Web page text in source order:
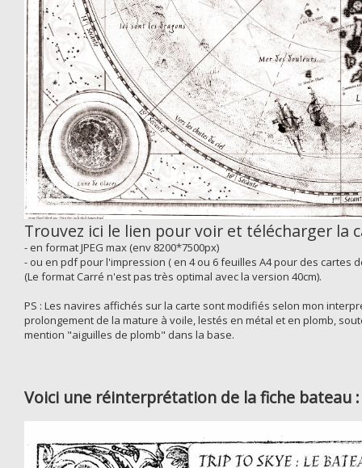
Trouvez ici le lien pour voir et télécharger la
- en format JPEG max (env 8200*7500px)
- ou en pdf pour l'impression ( en 4 ou 6 feuilles A4 pour des cartes
(Le format Carré n'est pas très optimal avec la version 40cm).
PS : Les navires affichés sur la carte sont modifiés selon mon
prolongement de la mature à voile, lestés en métal et en plomb,
mention "aiguilles de plomb" dans la base.
Voici une réinterprétation de la fiche bateau :